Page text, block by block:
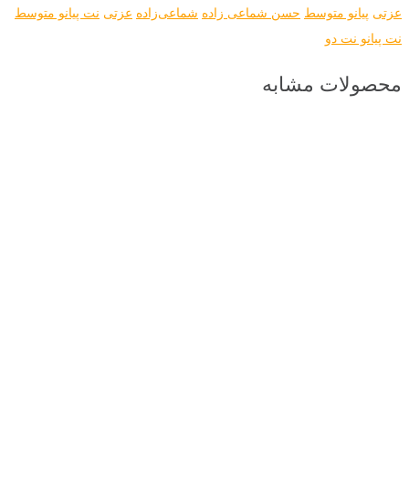
عزتی پیانو متوسط حسن شماعی زاده شماعی‌زاده عزتی نت پیانو متوسط
نت پیانو نت دو
محصولات مشابه